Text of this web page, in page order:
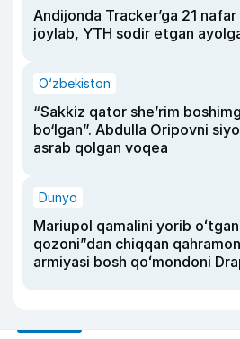
Andijonda Tracker’ga 21
joylab, YTH sodir etgan
O‘zbekiston
“Sakkiz qator she’rim
bo‘lgan”. Abdulla Oripovni
asrab qolgan voqea
Dunyo
Mariupol qamalini yorib
qozoni”dan chiqqan
armiyasi bosh qoʻmondoni